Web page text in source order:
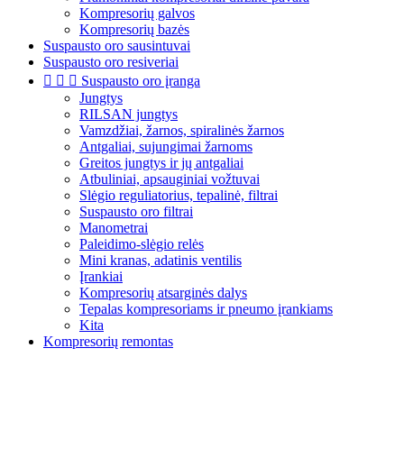
Kompresorių galvos
Kompresorių bazės
Suspausto oro sausintuvai
Suspausto oro resiveriai
   Suspausto oro įranga
Jungtys
RILSAN jungtys
Vamzdžiai, žarnos, spiralinės žarnos
Antgaliai, sujungimai žarnoms
Greitos jungtys ir jų antgaliai
Atbuliniai, apsauginiai vožtuvai
Slėgio reguliatorius, tepalinė, filtrai
Suspausto oro filtrai
Manometrai
Paleidimo-slėgio relės
Mini kranas, adatinis ventilis
Įrankiai
Kompresorių atsarginės dalys
Tepalas kompresoriams ir pneumo įrankiams
Kita
Kompresorių remontas